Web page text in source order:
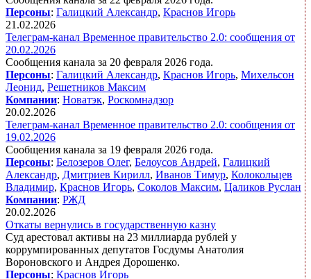
Персоны: Галицкий Александр, Краснов Игорь
21.02.2026
Телеграм-канал Временное правительство 2.0: сообщения от
20.02.2026
Сообщения канала за 20 февраля 2026 года.
Персоны: Галицкий Александр, Краснов Игорь, Михельсон
Леонид, Решетников Максим
Компании: Новатэк, Роскомнадзор
20.02.2026
Телеграм-канал Временное правительство 2.0: сообщения от
19.02.2026
Сообщения канала за 19 февраля 2026 года.
Персоны: Белозеров Олег, Белоусов Андрей, Галицкий
Александр, Дмитриев Кирилл, Иванов Тимур, Колокольцев
Владимир, Краснов Игорь, Соколов Максим, Цаликов Руслан
Компании: РЖД
20.02.2026
Откаты вернулись в государственную казну
Суд арестовал активы на 23 миллиарда рублей у
коррумпированных депутатов Госдумы Анатолия
Вороновского и Андрея Дорошенко.
Персоны: Краснов Игорь